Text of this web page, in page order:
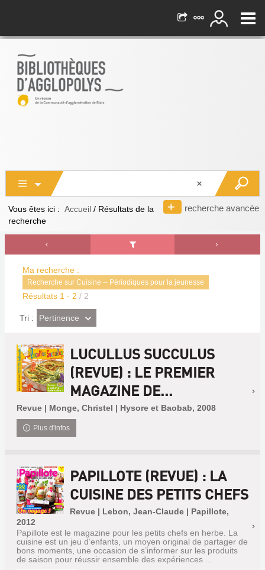
recherche avancée
Vous êtes ici : Accueil / Résultats de la
recherche
Ma recherche :
Recherche sur Cuisine -- Périodiques pour la jeunesse
Résultats 1 - 2 / 2
Tri : (Effet
imédiat)
Pertinence
LUCULLUS SUCCULUS
(REVUE) : LE PREMIER
MAGAZINE DE...
Revue | Monge, Christel | Hysore et Baobab, 2008
Plus d'infos
PAPILLOTE (REVUE) : LA
CUISINE DES PETITS CHEFS
Revue | Lebon, Jean-Claude | Papillote,
2012
Papillote est le magazine pour les petits chefs en herbe. La
cuisine est un jeu d’enfants, un moyen original de partager de
bons moments, une occasion de s’informer sur les produits
de saison pour réussir ensemble des expériences ...